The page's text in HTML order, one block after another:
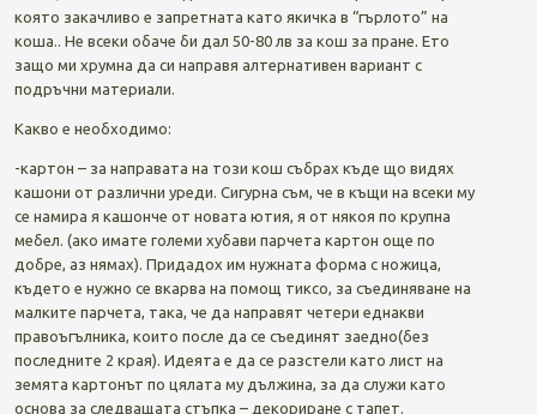
която закачливо е запретната като якичка в “гърлото” на
коша.. Не всеки обаче би дал 50-80 лв за кош за пране. Ето
защо ми хрумна да си направя алтернативен вариант с
подръчни материали.
Какво е необходимо:
-картон – за направата на този кош събрах къде що видях
кашони от различни уреди. Сигурна съм, че в къщи на всеки му
се намира я кашонче от новата ютия, я от някоя по крупна
мебел. (ако имате големи хубави парчета картон още по
добре, аз нямах). Придадох им нужната форма с ножица,
където е нужно се вкарва на помощ тиксо, за съединяване на
малките парчета, така, че да направят четери еднакви
правоъгълника, които после да се съединят заедно(без
последните 2 края). Идеята е да се разстели като лист на
земята картонът по цялата му дължина, за да служи като
основа за следващата стъпка – декориране с тапет.